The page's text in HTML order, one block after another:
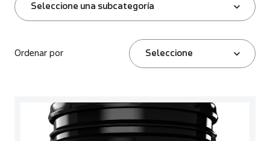
Seleccione una subcategoría
Ordenar por Seleccione